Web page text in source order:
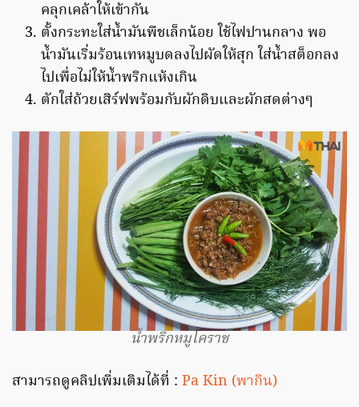
คลุกเคล้าให้เข้ากัน
ตั้งกระทะใส่น้ำมันพืชเล็กน้อย ใช้ไฟปานกลาง พอ
น้ำมันเริ่มร้อนเทหมูบดลงไปผัดให้สุก ใส่น้ำสต็อกลง
ไปเพื่อไม่ให้น้ำพริกแห้งเกิน
ตักใส่ถ้วยเสิร์ฟพร้อมกับผักดิบและผักสดต่างๆ
น้ำพริกหมูโคราช
สามารถดูคลิปเพิ่มเติมได้ที่ : Pa Kin (พากิน)